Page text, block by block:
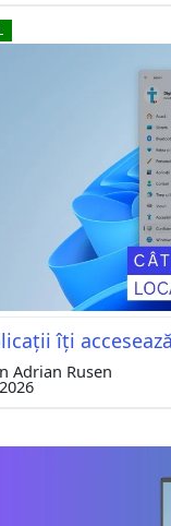
are o
rula atât
și nu
găsi prin
Dell
ultrabook
calitate care
Am decis să-l
spunem mai
oferită, în
ce
minusuri
îți
Adrian Rusen